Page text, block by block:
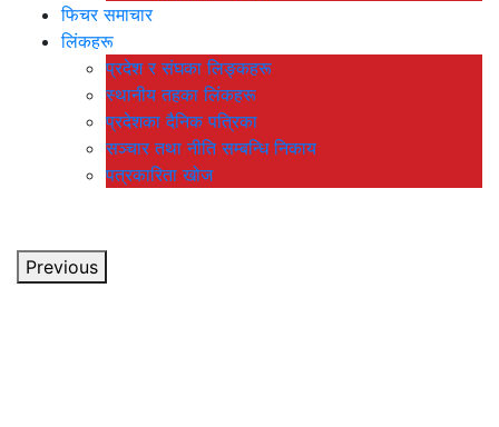
फिचर समाचार
लिंकहरू
प्रदेश र संघका लिङ्कहरू
स्थानीय तहका लिंकहरू
प्रदेशका दैनिक पत्रिका
सञ्चार तथा नीति सम्बन्धि निकाय
पत्रकारिता खोज
Previous